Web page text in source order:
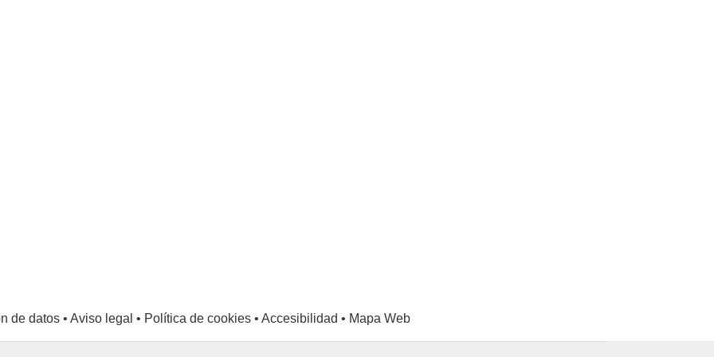
de datos• Aviso legal • Política de cookies• Accesibilidad • Mapa Web